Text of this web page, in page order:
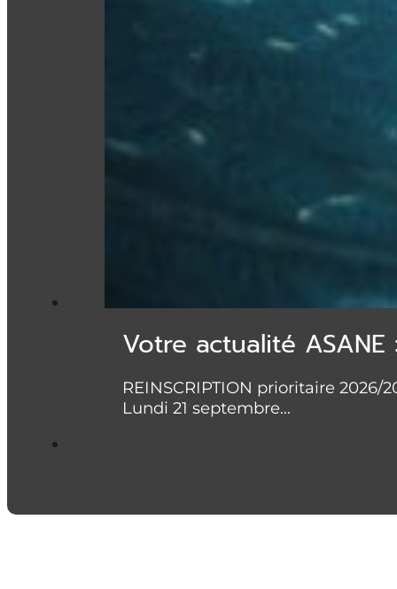
Votre actualité ASANE
REINSCRIPTION prioritaire 2026/
Lundi 21 septembre…